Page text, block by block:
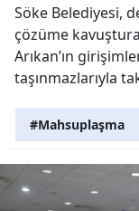
Söke Belediyesi,
çözüme
Arıkan’ın
taşınmazlarıyla
#Mahsuplaşma